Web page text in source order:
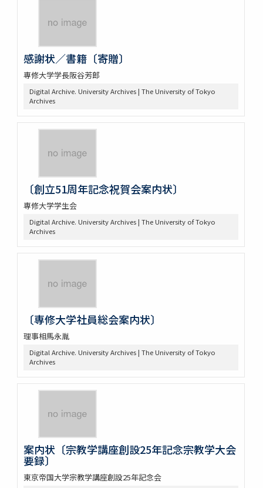
感謝状／書籍〔寄贈〕
専修大学学長阪谷芳郎
Digital Archive. University Archives | The University of Tokyo
Archives
〔創立51周年記念祝賀会案内状〕
専修大学学生会
Digital Archive. University Archives | The University of Tokyo
Archives
〔専修大学社員総会案内状〕
理事相馬永胤
Digital Archive. University Archives | The University of Tokyo
Archives
案内状〔宗教学講座創設25年記念宗教学大会
要録〕
東京帝国大学宗教学講座創設25年記念会